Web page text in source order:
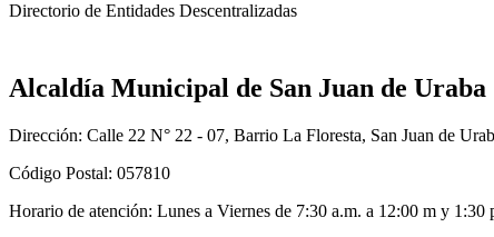
Directorio de Entidades Descentralizadas
Alcaldía Municipal de San Juan de Uraba
Dirección: Calle 22 N° 22 - 07, Barrio La Floresta, San Juan de
Código Postal: 057810
Horario de atención: Lunes a Viernes de 7:30 a.m. a 12:00 m y 1:30